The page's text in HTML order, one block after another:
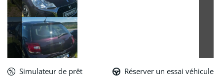
Simulateur de prêt Réserver un essai véhicule